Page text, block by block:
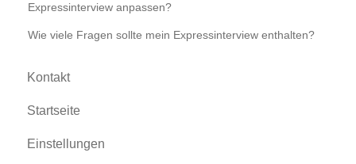
Expressinterview anpassen?
Wie viele Fragen sollte mein Expressinterview enthalten?
Kontakt
Startseite
Einstellungen